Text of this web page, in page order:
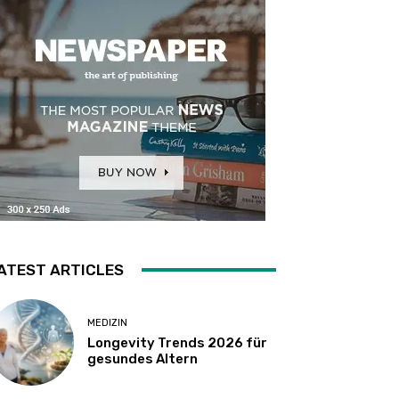
ARTICLES
MEDIZIN
Longevity Trends 2026 für
gesundes Altern